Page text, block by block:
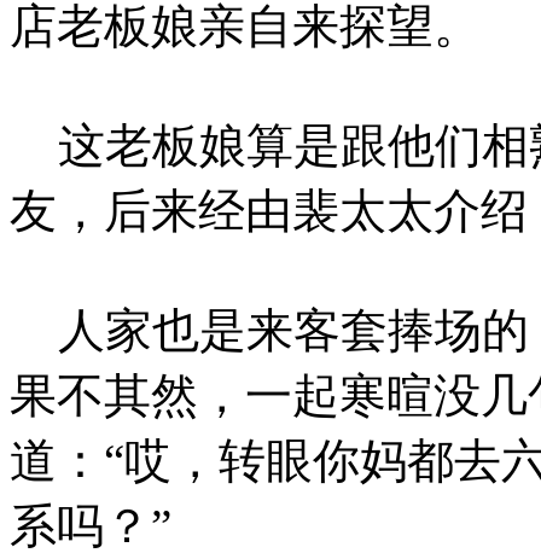
店老板娘亲自来探望。
这老板娘算是跟他们相
友，后来经由裴太太介
人家也是来客套捧场的
果不其然，一起寒暄没
道：“哎，转眼你妈都去
系吗？”